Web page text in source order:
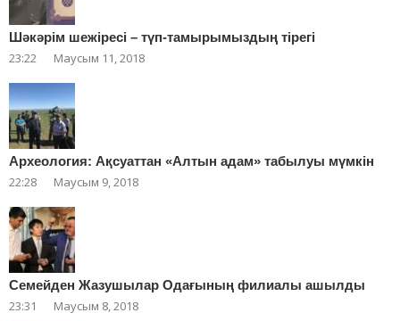
Шәкәрім шежіресі – түп-тамырымыздың тірегі
23:22 Маусым 11, 2018
Археология: Ақсуаттан «Алтын адам» табылуы мүмкін
22:28 Маусым 9, 2018
Cемейден Жазушылар Одағының филиалы ашылды
23:31 Маусым 8, 2018